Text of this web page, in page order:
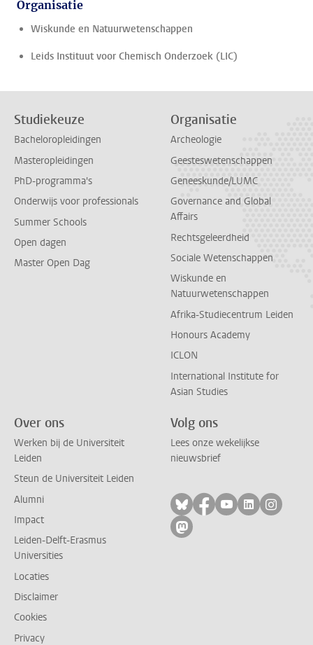
Organisatie
Wiskunde en Natuurwetenschappen
Leids Instituut voor Chemisch Onderzoek (LIC)
Studiekeuze
Bacheloropleidingen
Masteropleidingen
PhD-programma's
Onderwijs voor professionals
Summer Schools
Open dagen
Master Open Dag
Organisatie
Archeologie
Geesteswetenschappen
Geneeskunde/LUMC
Governance and Global
Affairs
Rechtsgeleerdheid
Sociale Wetenschappen
Wiskunde en
Natuurwetenschappen
Afrika-Studiecentrum Leiden
Honours Academy
ICLON
International Institute for
Asian Studies
Over ons
Werken bij de Universiteit
Leiden
Steun de Universiteit Leiden
Alumni
Impact
Leiden-Delft-Erasmus
Universities
Locaties
Disclaimer
Cookies
Privacy
Volg ons
Lees onze wekelijkse
nieuwsbrief
Volg ons op bluesky
Volg ons op
Volg ons op
Volg ons
Volg
Volg ons op mastodon